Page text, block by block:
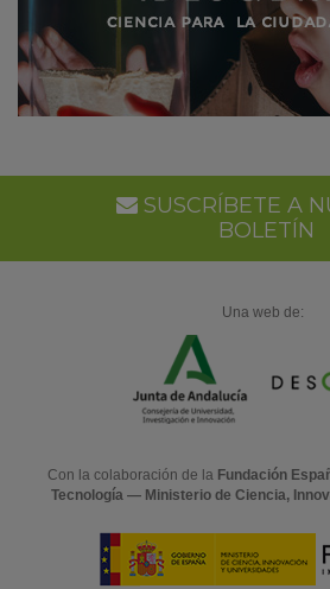
SUSCRÍBETE A
BOLETÍN
Una web de:
Con la colaboración de la Fundación
Tecnología — Ministerio de Ciencia,